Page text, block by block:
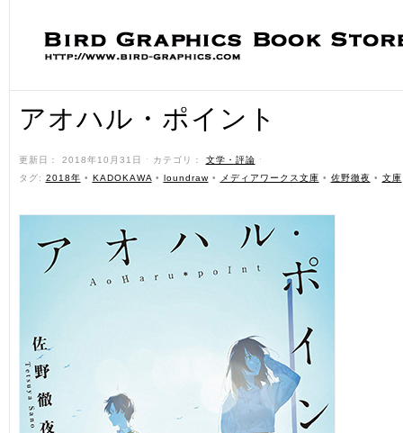
アオハル・ポイント
更新日： 2018年10月31日 ˑ カテゴリ： 文学・評論 ˑ
タグ: 2018年 • KADOKAWA • loundraw• メディアワークス文庫 • 佐野徹夜 • 文庫